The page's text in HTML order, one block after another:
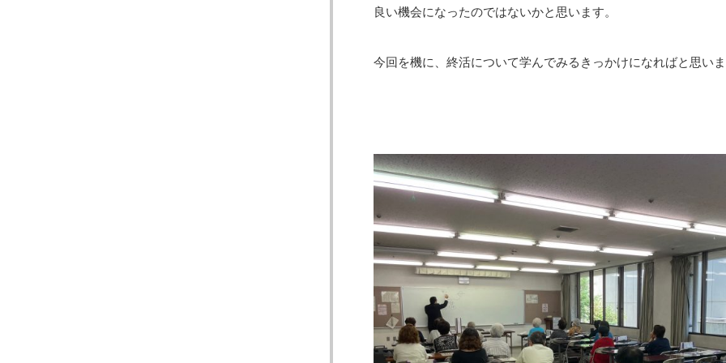
良い機会になったのではないかと思います。
今回を機に、終活について学んでみるきっかけになればと思い